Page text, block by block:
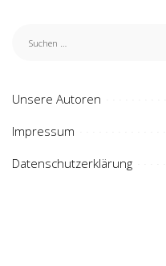
Unsere Autoren
Impressum
Datenschutzerklärung